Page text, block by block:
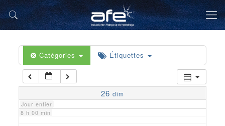
Catégories Étiquettes
26 dim
Jour entier
5 h 00 min
6 h 00 min
7 h 00 min
8 h 00 min